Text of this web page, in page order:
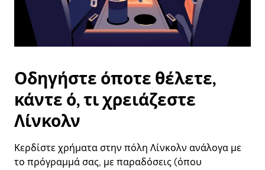
ημερολόγιο.
Οδηγήστε όποτε θέλετε,
κάντε ό, τι χρειάζεστε
Λίνκολν
Κερδίστε χρήματα στην πόλη Λίνκολν ανάλογα με
το πρόγραμμά σας, με παραδόσεις (όπου